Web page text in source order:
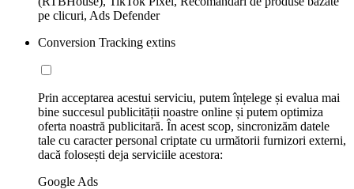
pe clicuri, Ads Defender
Conversion Tracking extins
Prin acceptarea acestui serviciu, putem înțelege și evalua mai
bine succesul publicității noastre online și putem optimiza
oferta noastră publicitară. În acest scop, sincronizăm datele
tale cu caracter personal criptate cu următorii furnizori externi,
dacă folosești deja serviciile acestora:
Google Ads